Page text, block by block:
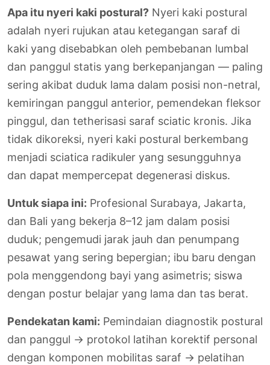
Apa itu nyeri kaki postural? Nyeri kaki postural
adalah nyeri rujukan atau ketegangan saraf di
kaki yang disebabkan oleh pembebanan lumbal
dan panggul statis yang berkepanjangan — paling
sering akibat duduk lama dalam posisi non-netral,
kemiringan panggul anterior, pemendekan fleksor
pinggul, dan tetherisasi saraf sciatic kronis. Jika
tidak dikoreksi, nyeri kaki postural berkembang
menjadi sciatica radikuler yang sesungguhnya
dan dapat mempercepat degenerasi diskus.
Untuk siapa ini: Profesional Surabaya, Jakarta,
dan Bali yang bekerja 8–12 jam dalam posisi
duduk; pengemudi jarak jauh dan penumpang
pesawat yang sering bepergian; ibu baru dengan
pola menggendong bayi yang asimetris; siswa
dengan postur belajar yang lama dan tas berat.
Pendekatan kami: Pemindaian diagnostik postural
dan panggul → protokol latihan korektif personal
dengan komponen mobilitas saraf → pelatihan